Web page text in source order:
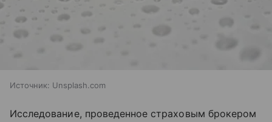
Источник: Unsplash.com
Исследование, проведенное страховым брокером